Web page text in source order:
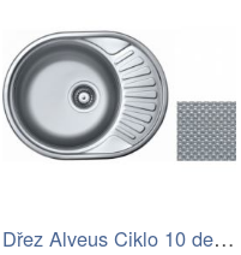
Dřez Alveus Ciklo 10 dekor 1123827